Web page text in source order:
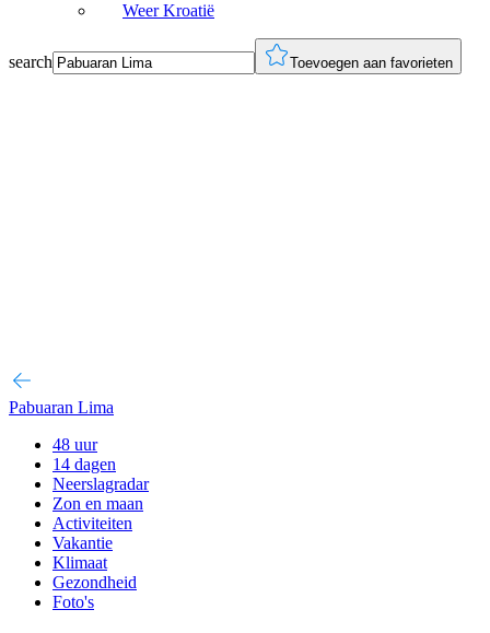
Weer Kroatië
search Toevoegen aan favorieten
Pabuaran Lima
48 uur
14 dagen
Neerslagradar
Zon en maan
Activiteiten
Vakantie
Klimaat
Gezondheid
Foto's